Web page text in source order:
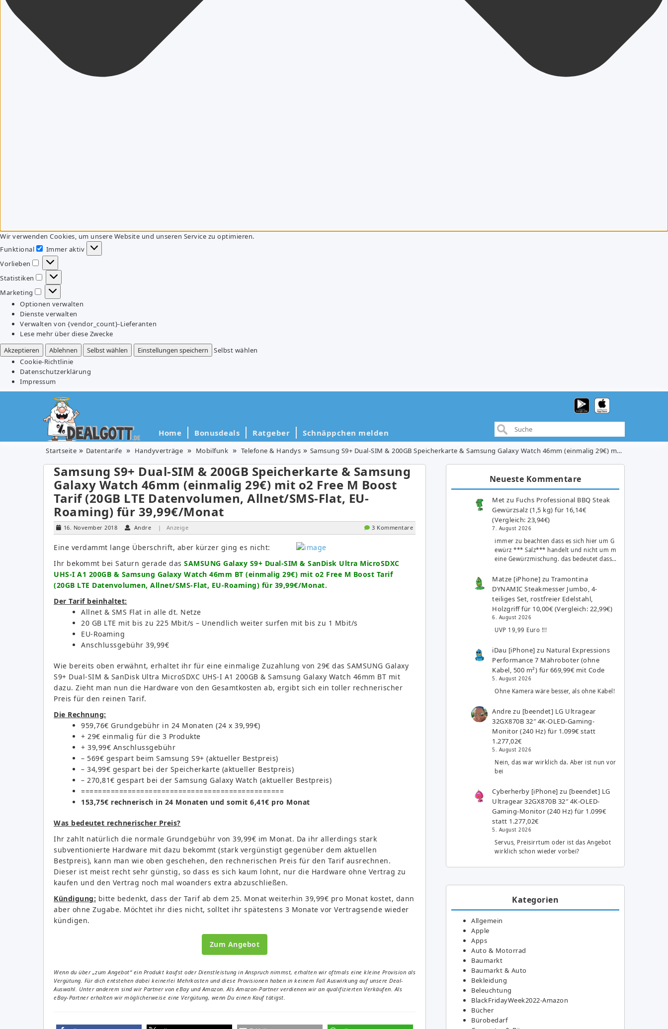
Wir verwenden Cookies, um unsere Website und unseren Service zu optimieren.
Funktional
Funktional
Immer aktiv
Vorlieben
Vorlieben
Statistiken
Statistiken
Marketing
Marketing
Optionen verwalten
Dienste verwalten
Verwalten von {vendor_count}-Lieferanten
Lese mehr über diese Zwecke
Akzeptieren
Ablehnen Selbst wählen Einstellungen speichern
Selbst wählen
Cookie-Richtlinie
Datenschutzerklärung
Impressum
Home Bonusdeals Ratgeber Schnäppchen melden
Startseite Datentarife Handyverträge Mobilfunk Telefone & Handys Samsung S9+ Dual-SIM & 200GB Speicherkarte & Samsung Galaxy Watch 46mm (einmalig 29€) mit o2 Free M Boost Tarif (20GB LTE Datenvolumen, Allnet/SMS-Flat, EU-Roaming) für 39,99€/Monat
Samsung S9+ Dual-SIM & 200GB Speicherkarte & Samsung
Galaxy Watch 46mm (einmalig 29€) mit o2 Free M Boost
Tarif (20GB LTE Datenvolumen, Allnet/SMS-Flat, EU-
Roaming) für 39,99€/Monat
16. November 2018 Andre | Anzeige 3 Kommentare
Eine verdammt lange Überschrift, aber kürzer ging es nicht:
Ihr bekommt bei Saturn gerade das SAMSUNG Galaxy S9+ Dual-SIM & SanDisk Ultra MicroSDXC
UHS-I A1 200GB & Samsung Galaxy Watch 46mm BT (einmalig 29€) mit o2 Free M Boost Tarif
(20GB LTE Datenvolumen, Allnet/SMS-Flat, EU-Roaming) für 39,99€/Monat.
Der Tarif beinhaltet:
Allnet & SMS Flat in alle dt. Netze
20 GB LTE mit bis zu 225 Mbit/s – Unendlich weiter surfen mit bis zu 1 Mbit/s
EU-Roaming
Anschlussgebühr 39,99€
Wie bereits oben erwähnt, erhaltet ihr für eine einmalige Zuzahlung von 29€ das SAMSUNG Galaxy
S9+ Dual-SIM & SanDisk Ultra MicroSDXC UHS-I A1 200GB & Samsung Galaxy Watch 46mm BT mit
dazu. Zieht man nun die Hardware von den Gesamtkosten ab, ergibt sich ein toller rechnerischer
Preis für den reinen Tarif.
Die Rechnung:
959,76€ Grundgebühr in 24 Monaten (24 x 39,99€)
+ 29€ einmalig für die 3 Produkte
+ 39,99€ Anschlussgebühr
– 569€ gespart beim Samsung S9+ (aktueller Bestpreis)
– 34,99€ gespart bei der Speicherkarte (aktueller Bestpreis)
– 270,81€ gespart bei der Samsung Galaxy Watch (aktueller Bestpreis)
================================================
153,75€ rechnerisch in 24 Monaten und somit 6,41€ pro Monat
Was bedeutet rechnerischer Preis?
Ihr zahlt natürlich die normale Grundgebühr von 39,99€ im Monat. Da ihr allerdings stark
subventionierte Hardware mit dazu bekommt (stark vergünstigt gegenüber dem aktuellen
Bestpreis), kann man wie oben geschehen, den rechnerischen Preis für den Tarif ausrechnen.
Dieser ist meist recht sehr günstig, so dass es sich kaum lohnt, nur die Hardware ohne Vertrag zu
kaufen und den Vertrag noch mal woanders extra abzuschließen.
Kündigung: bitte bedenkt, dass der Tarif ab dem 25. Monat weiterhin 39,99€ pro Monat kostet, dann
aber ohne Zugabe. Möchtet ihr dies nicht, solltet ihr spätestens 3 Monate vor Vertragsende wieder
kündigen.
Zum Angebot
Wenn du über „zum Angebot“ ein Produkt kaufst oder Dienstleistung in Anspruch nimmst, erhalten wir oftmals eine kleine Provision als
Vergütung. Für dich entstehen dabei keinerlei Mehrkosten und diese Provisionen haben in keinem Fall Auswirkung auf unsere Deal-
Auswahl. Unter anderem sind wir Partner von eBay und Amazon. Als Amazon-Partner verdienen wir an qualifizierten Verkäufen. Als
eBay-Partner erhalten wir möglicherweise eine Vergütung, wenn Du einen Kauf tätigst.
Neueste Kommentare
Met zu Fuchs Professional BBQ Steak
Gewürzsalz (1,5 kg) für 16,14€
(Vergleich: 23,94€)
7. August 2026
immer zu beachten dass es sich hier um G
ewürz *** Salz*** handelt und nicht um m
eine Gewürzmischung. das bedeutet dass…
Matze [iPhone] zuTramontina
DYNAMIC Steakmesser Jumbo, 4-
teiliges Set, rostfreier Edelstahl,
Holzgriff für 10,00€ (Vergleich: 22,99€)
6. August 2026
UVP 19,99 Euro !!!
iDau [iPhone] zu Natural Expressions
Performance 7 Mähroboter (ohne
Kabel, 500 m²) für 669,99€ mit Code
5. August 2026
Ohne Kamera wäre besser, als ohne Kabel!
Andre zu [beendet] LG Ultragear
32GX870B 32″ 4K-OLED-Gaming-
Monitor (240 Hz) für 1.099€ statt
1.277,02€
5. August 2026
Nein, das war wirklich da. Aber ist nun vor
bei
Cyberherby [iPhone] zu [beendet] LG
Ultragear 32GX870B 32″ 4K-OLED-
Gaming-Monitor (240 Hz) für 1.099€
statt 1.277,02€
5. August 2026
Servus, Preisirrtum oder ist das Angebot
wirklich schon wieder vorbei?
Kategorien
Allgemein
Apple
Apps
Auto & Motorrad
Baumarkt
Baumarkt & Auto
Bekleidung
Beleuchtung
BlackFridayWeek2022-Amazon
Bücher
Bürobedarf